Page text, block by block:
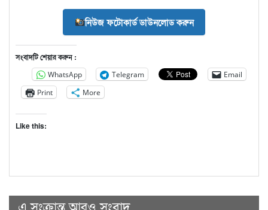
নিউজ ফটোকার্ড ডাউনলোড করুন
সংবাদটি শেয়ার করুন :
WhatsApp Telegram
Email
Print
More
Like this:
এ সংক্রান্ত আরও সংবাদ